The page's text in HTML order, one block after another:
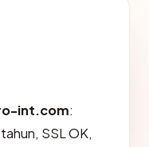
int.com:
SSL OK,